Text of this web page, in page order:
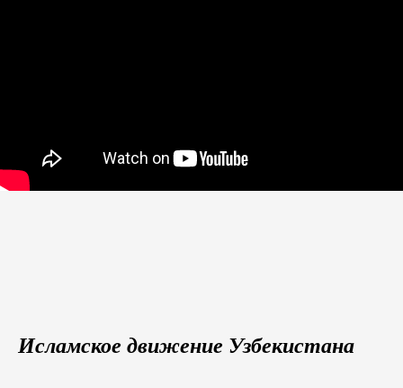
Исламское движение Узбекистана